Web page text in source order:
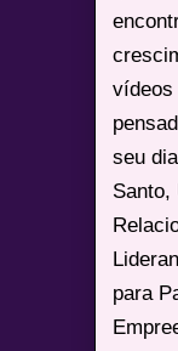
vídeos
seu
Santo,
para